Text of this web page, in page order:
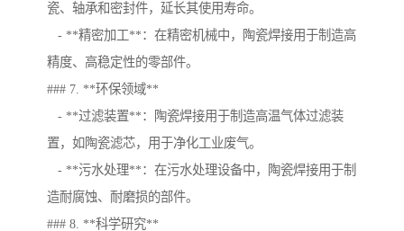
瓷、轴承和密封件，延长其使用寿命。
- **精密加工**：在精密机械中，陶瓷焊接用于制造高
精度、高稳定性的零部件。
### 7. **环保领域**
- **过滤装置**：陶瓷焊接用于制造高温气体过滤装
置，如陶瓷滤芯，用于净化工业废气。
- **污水处理**：在污水处理设备中，陶瓷焊接用于制
造耐腐蚀、耐磨损的部件。
### 8. **科学研究**